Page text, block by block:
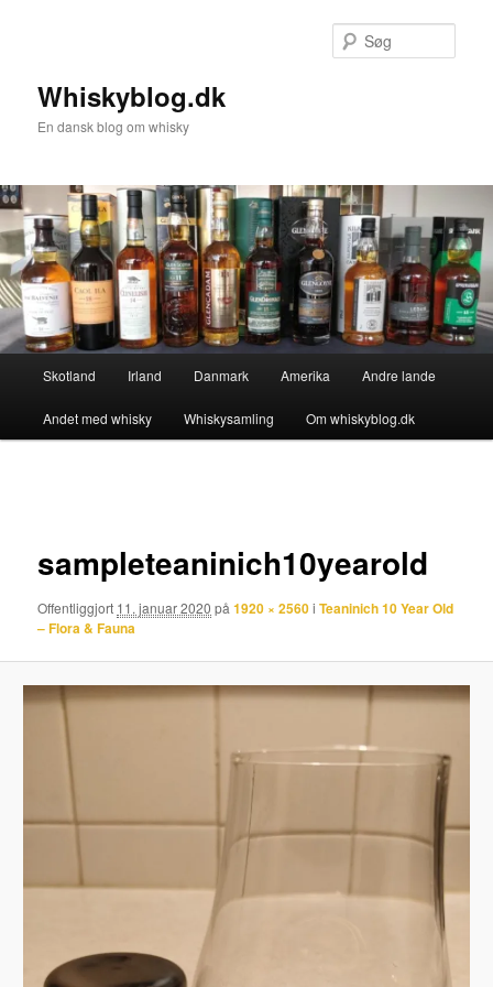
Whiskyblog.dk
En dansk blog om whisky
Skotland Irland Danmark Amerika Andre lande
Andet med whisky Whiskysamling Om whiskyblog.dk
sampleteaninich10yearold
Offentliggjort 11. januar 2020 på1920 × 2560iTeaninich 10 Year Old
– Flora & Fauna